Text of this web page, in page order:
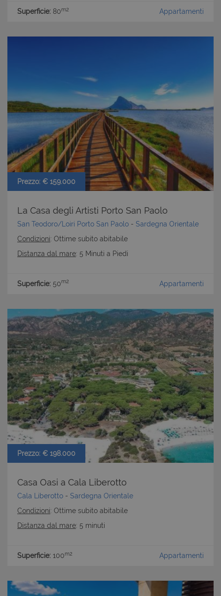
Superficie: 80m2 Appartamenti
Prezzo: € 159.000
La Casa degli Artisti Porto San Paolo
San Teodoro/Loiri Porto San Paolo - Sardegna Orientale
Condizioni: Ottime subito abitabile
Distanza dal mare: 5 Minuti a Piedi
Superficie: 50m2 Appartamenti
Prezzo: € 198.000
Casa Oasi a Cala Liberotto
Cala Liberotto - Sardegna Orientale
Condizioni: Ottime subito abitabile
Distanza dal mare: 5 minuti
Superficie: 100m2 Appartamenti